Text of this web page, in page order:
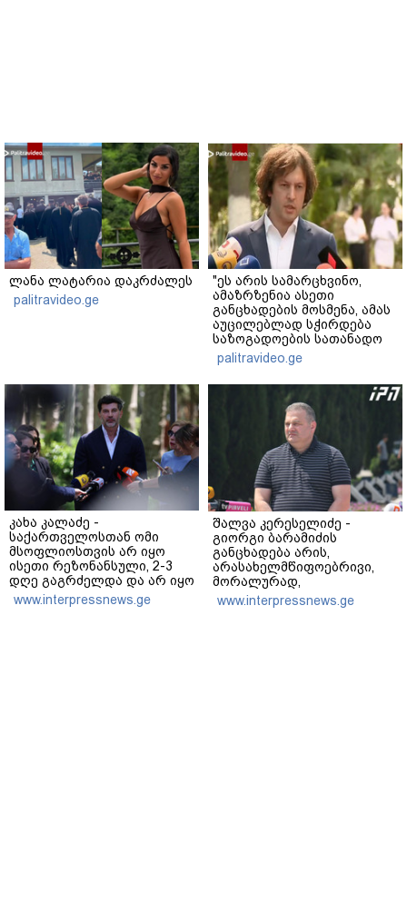
ლანა ლატარია დაკრძალეს
palitravideo.ge
"ეს არის სამარცხვინო,
ამაზრზენია ასეთი
განცხადების მოსმენა, ამას
აუცილებლად სჭირდება
საზოგადოების სათანადო
რეაქცია" - ირაკლი
კობახიძე
palitravideo.ge
კახა კალაძე -
საქართველოსთან ომი
მსოფლიოსთვის არ იყო
ისეთი რეზონანსული, 2-3
დღე გაგრძელდა და არ იყო
საკმარისი, რომ რუსეთისა
და რუსი ხალხის
www.interpressnews.ge
შალვა კერესელიძე -
გიორგი ბარამიძის
განცხადება არის,
არასახელმწიფოებრივი,
მორალურად,
პოლიტიკურად და
ადამიანურად არასწორი იმ
www.interpressnews.ge